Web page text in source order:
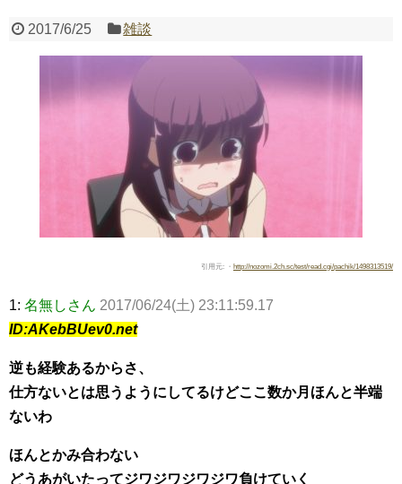
2017/6/25 雑談
引用元: ・ http://nozomi.2ch.sc/test/read.cgi/pachik/1498313519/
1: 名無しさん 2017/06/24(土) 23:11:59.17
ID:AKebBUev0.net
逆も経験あるからさ、
仕方ないとは思うようにしてるけどここ数か月ほんと半端
ないわ
ほんとかみ合わない
どうあがいたってジワジワジワジワ負けていく